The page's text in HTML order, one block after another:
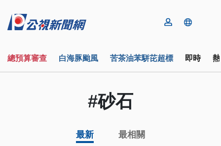
總預算審查 白海豚颱風 苦茶油苯駢芘超標 即時
#砂石
最新 最相關